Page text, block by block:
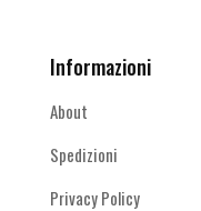
Informazioni
About
Spedizioni
Privacy Policy